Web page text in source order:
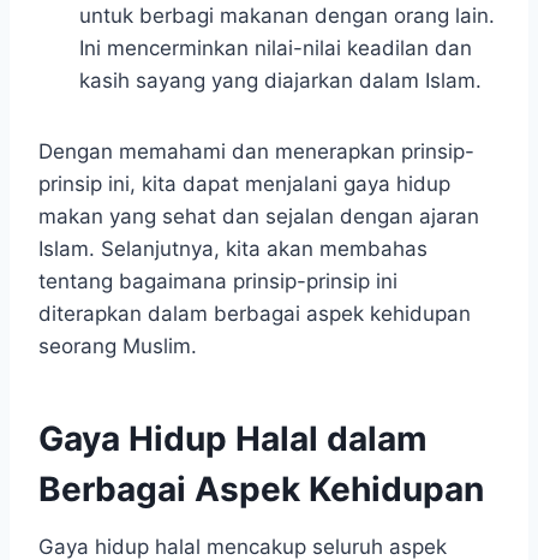
untuk berbagi makanan dengan orang lain.
Ini mencerminkan nilai-nilai keadilan dan
kasih sayang yang diajarkan dalam Islam.
Dengan memahami dan menerapkan prinsip-
prinsip ini, kita dapat menjalani gaya hidup
makan yang sehat dan sejalan dengan ajaran
Islam. Selanjutnya, kita akan membahas
tentang bagaimana prinsip-prinsip ini
diterapkan dalam berbagai aspek kehidupan
seorang Muslim.
Gaya Hidup Halal dalam
Berbagai Aspek Kehidupan
Gaya hidup halal mencakup seluruh aspek